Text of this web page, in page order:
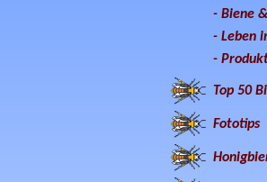
- Biene
- Leben
-
Top 50
Fototips